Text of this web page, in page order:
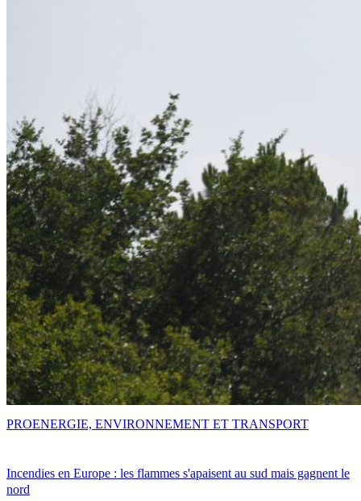
Incendies en Europe : les flammes s'apaisent au sud mais gagnent le
nord
PROENERGIE, ENVIRONNEMENT ET TRANSPORT